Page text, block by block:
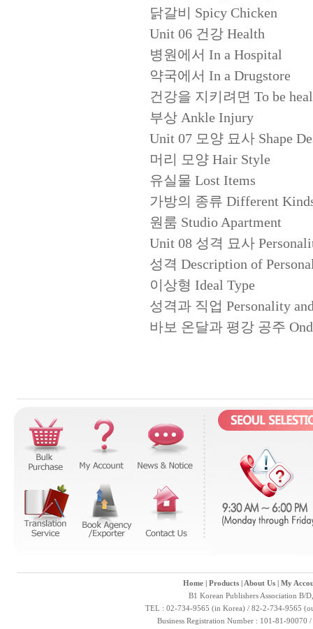
닭갈비 Spicy Chicken
Unit 06 건강 Health
병원에서 In a Hospital
약국에서 In a Drugstore
건강을 지키려면 To be
부상 Ankle Injury
Unit 07 모양 묘사 Shape
머리 모양 Hair Style
유실물 Lost Items
가방의 종류 Different
원룸 Studio Apartment
Unit 08 성격 묘사
성격 Description of
이상형 Ideal Type
성격과 직업 Personality
바보 온달과 평강 공주
Home| Products| About Us| My
B1 Korean Publishers Association B/
TEL : 02-734-9565 (in Korea) / 82-2-734-9565
Business Registration Number : 101-81-